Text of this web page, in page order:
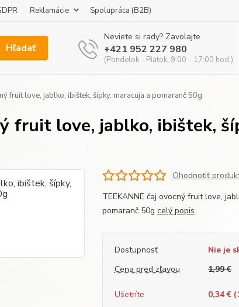
Reklamácie Spolupráca (B2B)
Hľadať
Neviete si rady? Zavolajte.
+421 952 227 980
(Pondelok - Piatok, 9:00 - 17:00 hod.)
fruit love, jablko, ibištek, šípky, maracuja a pomaranč 50g
fruit love, jablko, ibištek,
Ohodnotiť
TEEKANNE čaj ovocný fruit love,
pomaranč 50g celý popis
Dostupnosť
Nie je
Cena pred zľavou
1,99 €
Ušetríte 0,34 € (